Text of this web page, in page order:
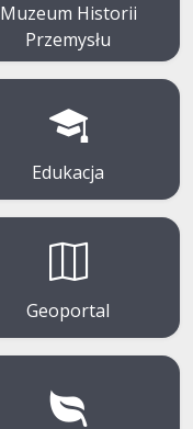
Muzeum Historii
Przemysłu
Edukacja
Geoportal